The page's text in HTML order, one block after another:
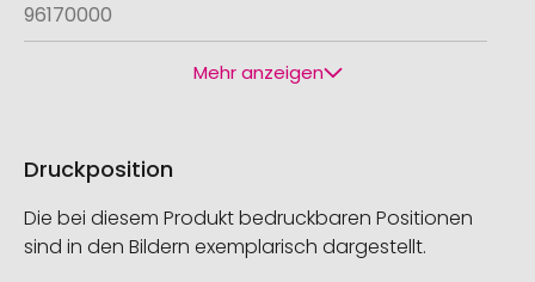
96170000
Mehr anzeigen
Druckposition
Die bei diesem Produkt bedruckbaren Positionen
sind in den Bildern exemplarisch dargestellt.